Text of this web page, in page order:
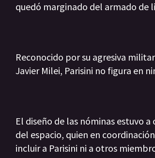
quedó marginado del armado de
Reconocido por su agresiva
Javier Milei, Parisini no figura en
El diseño de las nóminas estuvo
del espacio, quien en
incluir a Parisini ni a otros